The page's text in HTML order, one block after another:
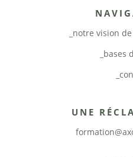
_notre vision
_bases
UNE